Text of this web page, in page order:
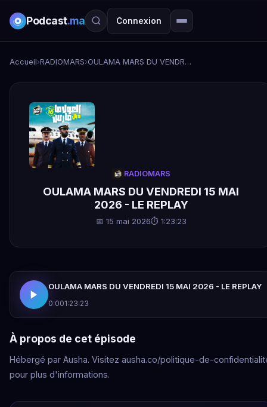
Podcast.ma Connexion
Accueil›RADIOMARS› OULAMA MARS DU VENDREDI 15 MAI 2026 - LE REPLAY
RADIOMARS
OULAMA MARS DU VENDREDI 15 MAI
2026 - LE REPLAY
📅 15 mai 2026⏱ 1:23:23
OULAMA MARS DU VENDREDI 15 MAI 2026 - LE REPLAY
0:001:23:23
À propos de cet épisode
Hébergé par Ausha. Visitez ausha.co/politique-de-
pour plus d'informations.